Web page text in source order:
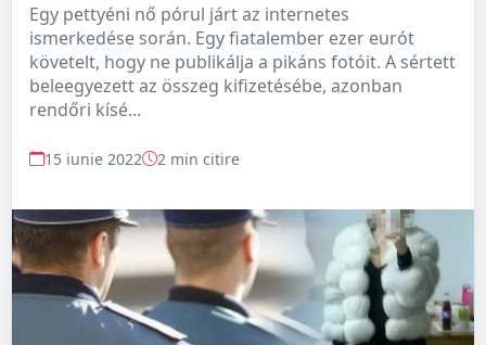
Egy pettyéni nő pórul járt az internetes
ismerkedése során. Egy fiatalember ezer eurót
követelt, hogy ne publikálja a pikáns fotóit. A sértett
beleegyezett az összeg kifizetésébe, azonban
rendőri kísé...
15 iunie 2022 2 min citire